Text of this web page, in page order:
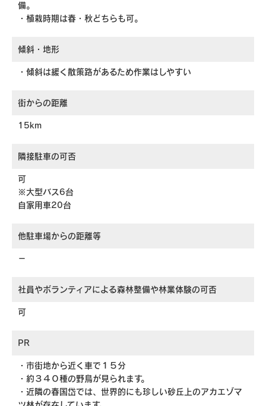
備。
・植栽時期は春・秋どちらも可。
傾斜・地形
・傾斜は緩く散策路があるため作業はしやすい
街からの距離
15km
隣接駐車の可否
可
※大型バス6台
自家用車20台
他駐車場からの距離等
－
社員やボランティアによる森林整備や林業体験の可否
可
PR
・市街地から近く車で１５分
・約３４０種の野鳥が見られます。
・近隣の春国岱では、世界的にも珍しい砂丘上のアカエゾマ